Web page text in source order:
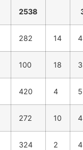
2538
282 14 4
100 18 3
420 4 5
272 10 4
324 2 4